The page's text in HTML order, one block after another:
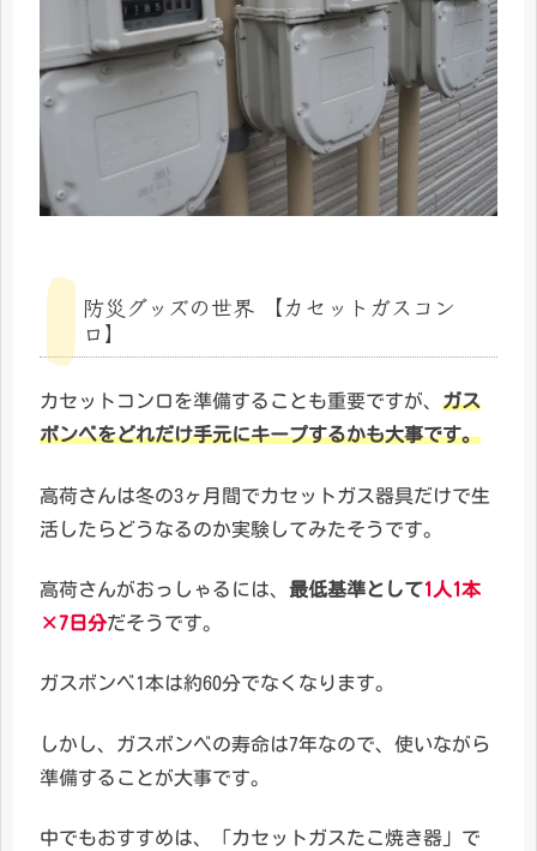
防災グッズの世界 【カセットガスコン
ロ】
カセットコンロを準備することも重要ですが、 ガス
ボンベをどれだけ手元にキープするかも大事です。
高荷さんは冬の3ヶ月間でカセットガス器具だけで生
活したらどうなるのか実験してみたそうです。
高荷さんがおっしゃるには、 最低基準として1人1本
×7日分だそうです。
ガスボンベ1本は約60分でなくなります。
しかし、ガスボンベの寿命は7年なので、使いながら
準備することが大事です。
中でもおすすめは、「カセットガスたこ焼き器」で